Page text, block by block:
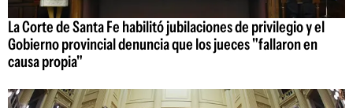
La Corte de Santa Fe habilitó jubilaciones de privilegio y el
Gobierno provincial denuncia que los jueces "fallaron en
causa propia"